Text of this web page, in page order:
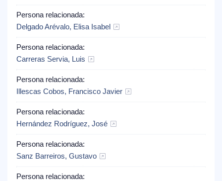
Persona relacionada:
Delgado Arévalo, Elisa Isabel
Persona relacionada:
Carreras Servia, Luis
Persona relacionada:
Illescas Cobos, Francisco Javier
Persona relacionada:
Hernández Rodríguez, José
Persona relacionada:
Sanz Barreiros, Gustavo
Persona relacionada: